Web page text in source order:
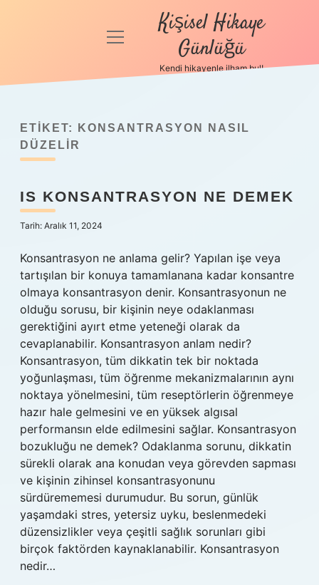
Anasayfa
Politikası
Yasal Uyarı
Hakkımızda
menüyü
Kişisel Hikaye
Günlüğü
Kendi hikayenle ilham bul!
ETIKET:
KONSANTRASYON NASIL
DÜZELIR
IS KONSANTRASYON NE DEMEK
Tarih: Aralık 11, 2024
Konsantrasyon ne anlama gelir? Yapılan işe veya
tartışılan bir konuya tamamlanana kadar konsantre
olmaya konsantrasyon denir. Konsantrasyonun ne
olduğu sorusu, bir kişinin neye odaklanması
gerektiğini ayırt etme yeteneği olarak da
cevaplanabilir. Konsantrasyon anlam nedir?
Konsantrasyon, tüm dikkatin tek bir noktada
yoğunlaşması, tüm öğrenme mekanizmalarının aynı
noktaya yönelmesini, tüm reseptörlerin öğrenmeye
hazır hale gelmesini ve en yüksek algısal
performansın elde edilmesini sağlar. Konsantrasyon
bozukluğu ne demek? Odaklanma sorunu, dikkatin
sürekli olarak ana konudan veya görevden sapması
ve kişinin zihinsel konsantrasyonunu
sürdürememesi durumudur. Bu sorun, günlük
yaşamdaki stres, yetersiz uyku, beslenmedeki
düzensizlikler veya çeşitli sağlık sorunları gibi
birçok faktörden kaynaklanabilir. Konsantrasyon
nedir…